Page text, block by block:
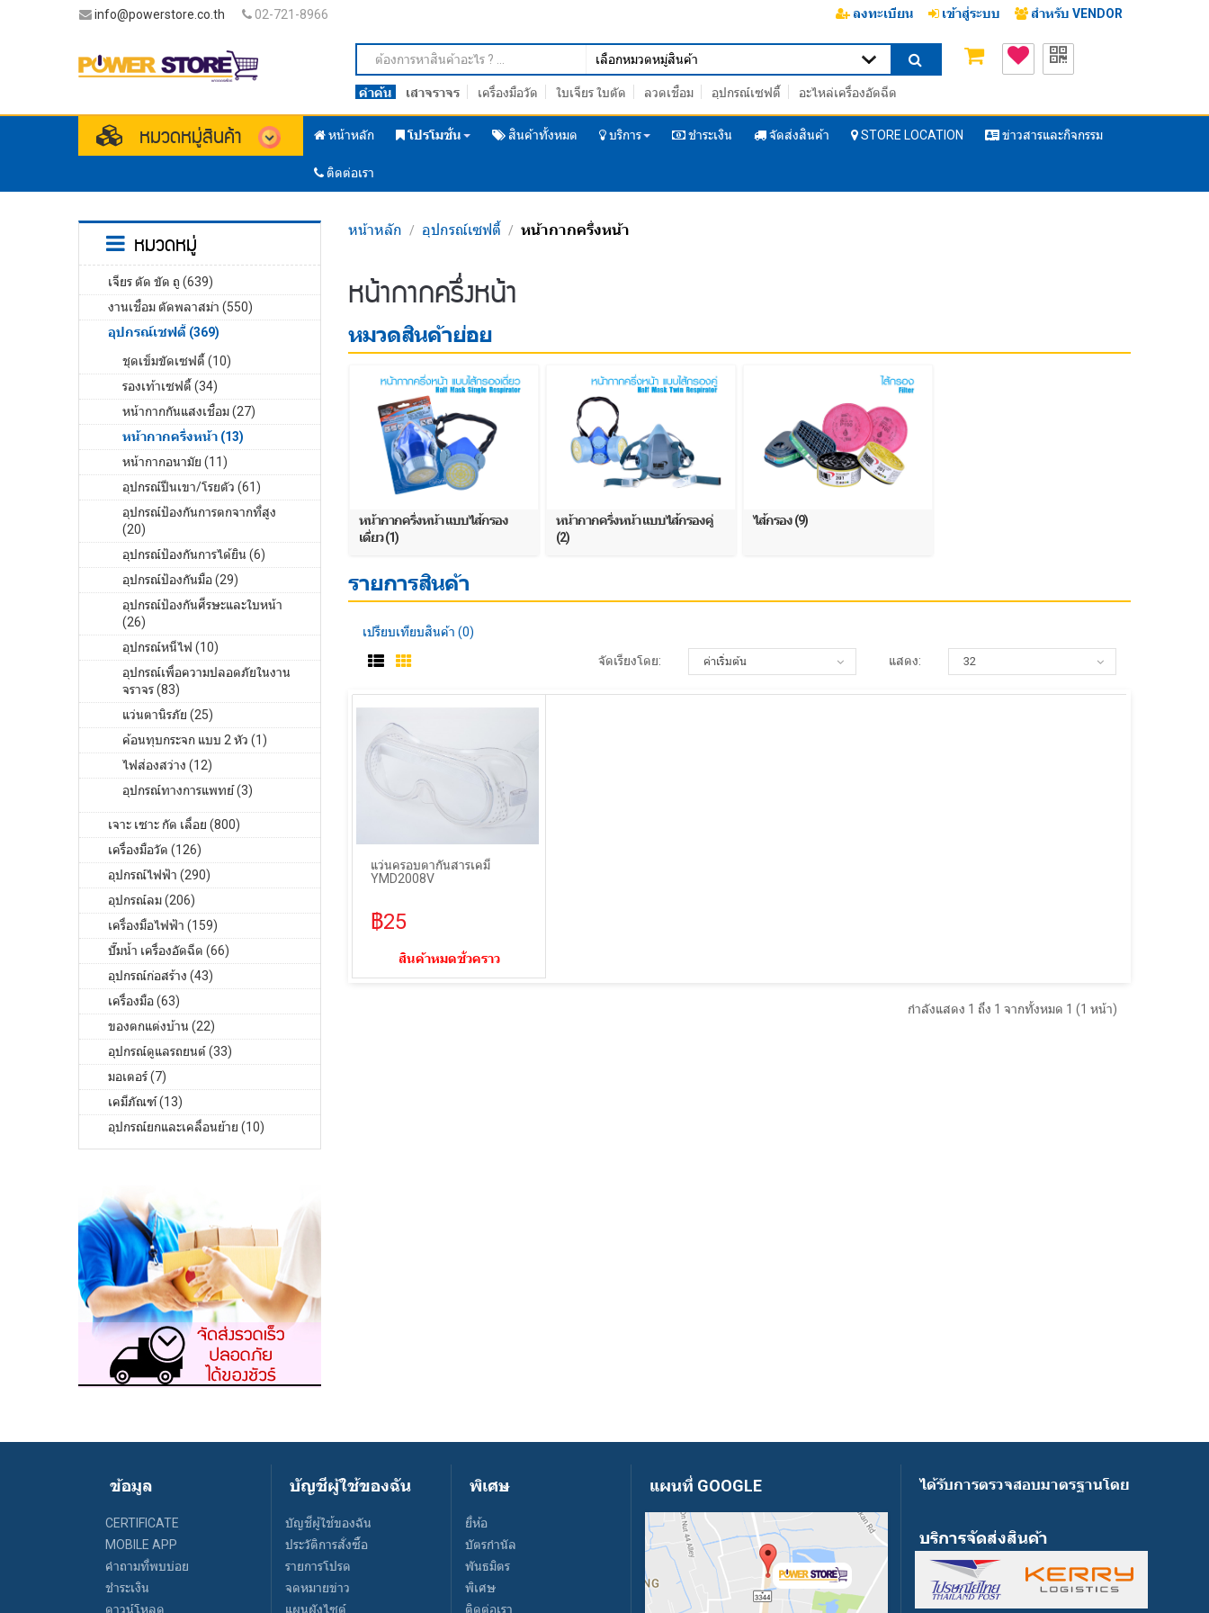
info@powerstore.co.th 02-721-8966 ลงทะเบียน เข้าสู่ระบบ สำหรับ VENDOR
คำค้น เสาจราจร เครื่องมือวัด ใบเจียร ใบตัด ลวดเชื่อม อุปกรณ์เซฟตี้ อะไหล่เครื่องอัดฉีด
หมวดหมู่สินค้า หน้าหลัก โปรโมชั่น สินค้าทั้งหมด บริการ ชำระเงิน จัดส่งสินค้า STORE LOCATION ข่าวสารและกิจกรรม
ติดต่อเรา
หมวดหมู่
เจียร ตัด ขัด ถู (639)
งานเชื่อม ตัดพลาสม่า (550)
อุปกรณ์เซฟตี้ (369)
ชุดเข็มขัดเซฟตี้ (10)
รองเท้าเซฟตี้ (34)
หน้ากากกันแสงเชื่อม (27)
หน้ากากครึ่งหน้า (13)
หน้ากากอนามัย (11)
อุปกรณ์ปีนเขา/โรยตัว (61)
อุปกรณ์ป้องกันการตกจากที่สูง
(20)
อุปกรณ์ป้องกันการได้ยิน (6)
อุปกรณ์ป้องกันมือ (29)
อุปกรณ์ป้องกันศีรษะและใบหน้า
(26)
อุปกรณ์หนีไฟ (10)
อุปกรณ์เพื่อความปลอดภัยในงาน
จราจร (83)
แว่นตานิรภัย (25)
ค้อนทุบกระจก แบบ 2 หัว (1)
ไฟส่องสว่าง (12)
อุปกรณ์ทางการแพทย์ (3)
เจาะ เซาะ กัด เลื่อย (800)
เครื่องมือวัด (126)
อุปกรณ์ไฟฟ้า (290)
อุปกรณ์ลม (206)
เครื่องมือไฟฟ้า (159)
ปั๊มน้ำ เครื่องอัดฉีด (66)
อุปกรณ์ก่อสร้าง (43)
เครื่องมือ (63)
ของตกแต่งบ้าน (22)
อุปกรณ์ดูแลรถยนต์ (33)
มอเตอร์ (7)
เคมีภัณฑ์ (13)
อุปกรณ์ยกและเคลื่อนย้าย (10)
หน้าหลัก / อุปกรณ์เซฟตี้ / หน้ากากครึ่งหน้า
หน้ากากครึ่งหน้า
หมวดสินค้าย่อย
หน้ากากครึ่งหน้า แบบไส้กรอง
เดี่ยว (1)
หน้ากากครึ่งหน้า แบบไส้กรองคู่
(2)
ไส้กรอง (9)
รายการสินค้า
เปรียบเทียบสินค้า (0)
จัดเรียงโดย:
แสดง:
สินค้าหมดชั่วคราว
แว่นครอบตากันสารเคมี
YMD2008V
฿25
กำลังแสดง 1 ถึง 1 จากทั้งหมด 1 (1 หน้า)
ข้อมูล
CERTIFICATE
MOBILE APP
คำถามที่พบบ่อย
ชำระเงิน
ดาวน์โหลด
บัญชีผู้ใช้ของฉัน
บัญชีผู้ใช้ของฉัน
ประวัติการสั่งซื้อ
รายการโปรด
จดหมายข่าว
แผนผังไซต์
พิเศษ
ยี่ห้อ
บัตรกำนัล
พันธมิตร
พิเศษ
ติดต่อเรา
แผนที่ GOOGLE ได้รับการตรวจสอบมาตรฐานโดย
บริการจัดส่งสินค้า